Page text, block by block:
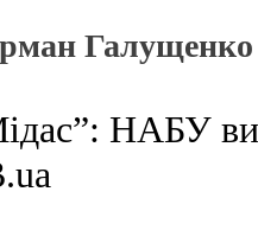
Галущенко
НАБУ